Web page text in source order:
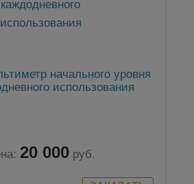
начального уровня
использования
20 000 руб.